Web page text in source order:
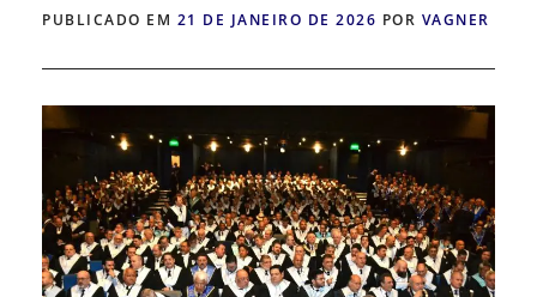
PUBLICADO EM 21 DE JANEIRO DE 2026 POR VAGNER